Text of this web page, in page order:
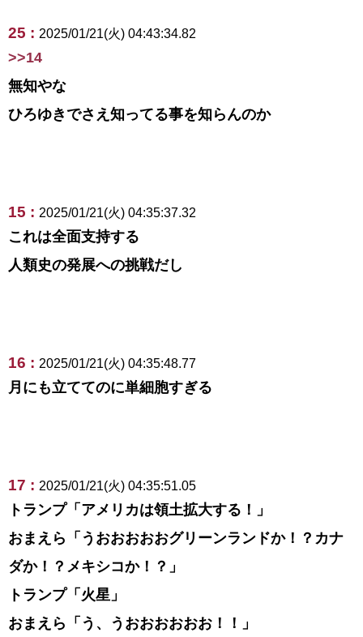
25 : 2025/01/21(火) 04:43:34.82
>>14
無知やな
ひろゆきでさえ知ってる事を知らんのか
15 : 2025/01/21(火) 04:35:37.32
これは全面支持する
人類史の発展への挑戦だし
16 : 2025/01/21(火) 04:35:48.77
月にも立ててのに単細胞すぎる
17 : 2025/01/21(火) 04:35:51.05
トランプ「アメリカは領土拡大する！」
おまえら「うおおおおおグリーンランドか！？カナ
ダか！？メキシコか！？」
トランプ「火星」
おまえら「う、うおおおおおお！！」